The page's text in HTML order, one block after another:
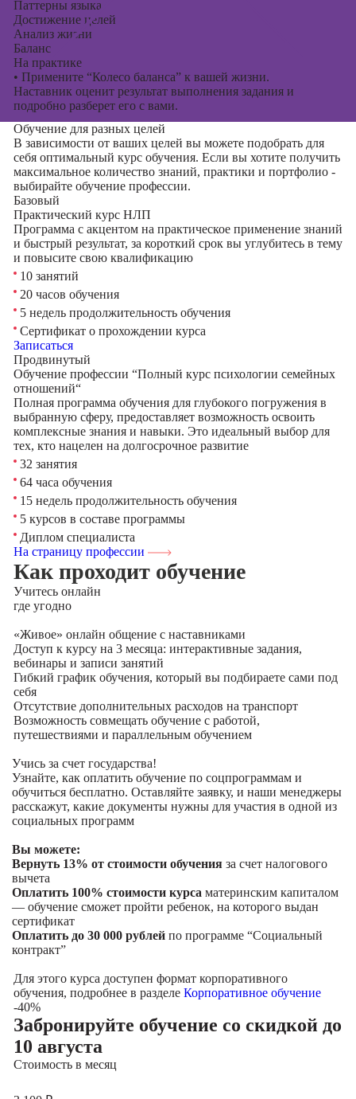
Паттерны языка
Достижение целей
Анализ жизни
Баланс
На практике
• Примените “Колесо баланса” к вашей жизни.
Наставник оценит результат выполнения задания и
подробно разберет его с вами.
Обучение для разных целей
В зависимости от ваших целей вы можете подобрать для
себя оптимальный курс обучения. Если вы хотите получить
максимальное количество знаний, практики и портфолио -
выбирайте обучение профессии.
Базовый
Практический курс НЛП
Программа с акцентом на практическое применение знаний
и быстрый результат, за короткий срок вы углубитесь в тему
и повысите свою квалификацию
10 занятий
20 часов обучения
5 недель продолжительность обучения
Сертификат о прохождении курса
Записаться
Продвинутый
Обучение профессии “Полный курс психологии семейных
отношений“
Полная программа обучения для глубокого погружения в
выбранную сферу, предоставляет возможность освоить
комплексные знания и навыки. Это идеальный выбор для
тех, кто нацелен на долгосрочное развитие
32 занятия
64 часа обучения
15 недель продолжительность обучения
5 курсов в составе программы
Диплом специалиста
На страницу профессии
Как проходит обучение
Учитесь онлайн
где угодно
«Живое» онлайн общение с наставниками
Доступ к курсу на 3 месяца: интерактивные задания,
вебинары и записи занятий
Гибкий график обучения, который вы подбираете сами под
себя
Отсутствие дополнительных расходов на транспорт
Возможность совмещать обучение с работой,
путешествиями и параллельным обучением
Учись за счет государства!
Узнайте, как оплатить обучение по соцпрограммам и
обучиться бесплатно. Оставляйте заявку, и наши менеджеры
расскажут, какие документы нужны для участия в одной из
социальных программ
Вы можете:
Вернуть 13% от стоимости обучения за счет налогового
вычета
Оплатить 100% стоимости курса материнским капиталом
— обучение сможет пройти ребенок, на которого выдан
сертификат
Оплатить до 30 000 рублей по программе “Социальный
контракт”
Для этого курса доступен формат корпоративного
обучения, подробнее в разделе Корпоративное обучение
-40%
Забронируйте обучение со скидкой до
10 августа
Стоимость в месяц